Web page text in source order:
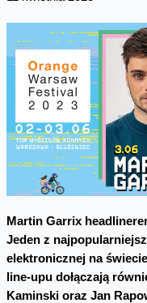
Martin Garrix
Jeden z
elektronicznej na
line-upu dołączają
Kaminski oraz Jan